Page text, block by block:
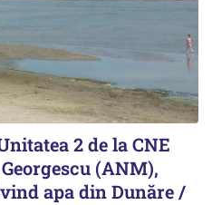
2 de la CNE
(ANM),
apa din Dunăre /